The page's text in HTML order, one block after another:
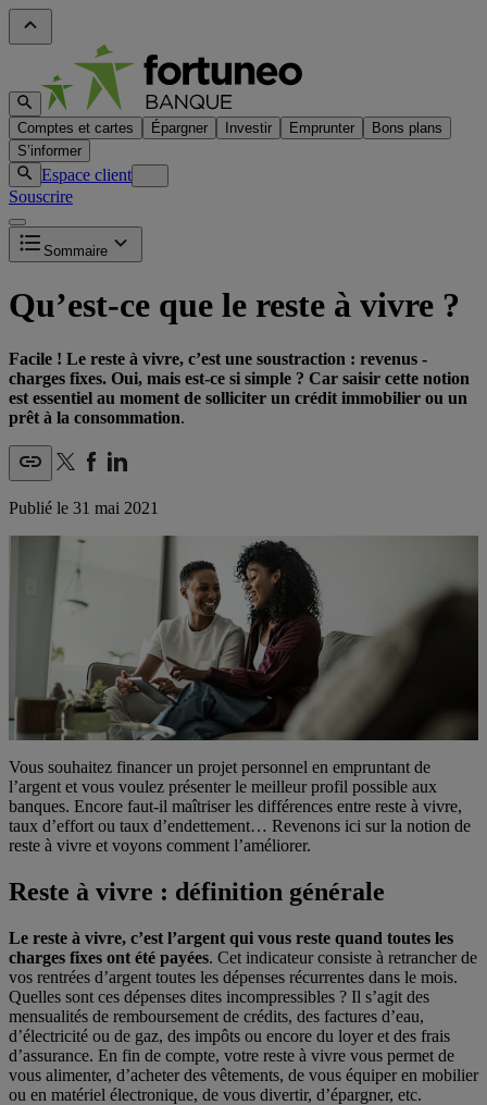
Comptes et cartes Épargner Investir Emprunter
Bons plans
S’informer
Espace client
Souscrire
Sommaire
Qu’est-ce que le reste à vivre ?
Facile ! Le reste à vivre, c’est une soustraction : revenus -
charges fixes. Oui, mais est-ce si simple ? Car saisir cette notion
est essentiel au moment de solliciter un crédit immobilier ou un
prêt à la consommation.
Publié le 31 mai 2021
Vous souhaitez financer un projet personnel en empruntant de
l’argent et vous voulez présenter le meilleur profil possible aux
banques. Encore faut-il maîtriser les différences entre reste à vivre,
taux d’effort ou taux d’endettement… Revenons ici sur la notion de
reste à vivre et voyons comment l’améliorer.
Reste à vivre : définition générale
Le reste à vivre, c’est l’argent qui vous reste quand toutes les
charges fixes ont été payées. Cet indicateur consiste à retrancher de
vos rentrées d’argent toutes les dépenses récurrentes dans le mois.
Quelles sont ces dépenses dites incompressibles ? Il s’agit des
mensualités de remboursement de crédits, des factures d’eau,
d’électricité ou de gaz, des impôts ou encore du loyer et des frais
d’assurance. En fin de compte, votre reste à vivre vous permet de
vous alimenter, d’acheter des vêtements, de vous équiper en mobilier
ou en matériel électronique, de vous divertir, d’épargner, etc.